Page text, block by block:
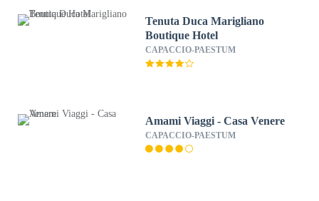
Tenuta Duca Marigliano
Boutique Hotel
CAPACCIO-PAESTUM
Amami Viaggi - Casa Venere
CAPACCIO-PAESTUM